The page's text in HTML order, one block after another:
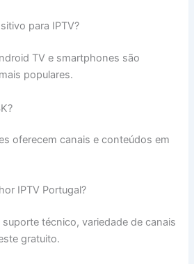
para IPTV?
TV e smartphones são
populares.
oferecem canais e conteúdos em
IPTV Portugal?
técnico, variedade de canais
gratuito.